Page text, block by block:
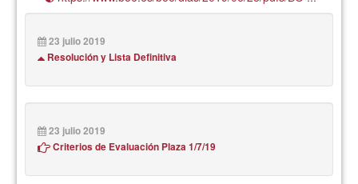
Directorio
23 julio 2019
Resolución y Lista Definitiva
23 julio 2019
Criterios de Evaluación Plaza 1/7/19